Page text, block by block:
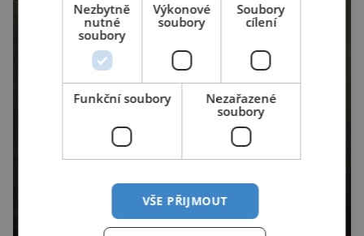
Nezbytně
nutné
soubory
Výkonové
soubory
Soubory
cílení
Funkční soubory
Nezařazené
soubory
VŠE PŘIJMOUT